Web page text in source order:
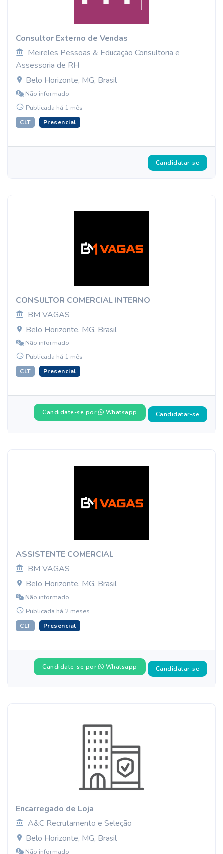
Consultor Externo de Vendas
Meireles Pessoas & Educação Consultoria e
Assessoria de RH
Belo Horizonte, MG, Brasil
Não informado
Publicada há 1 mês
CLT Presencial
Candidatar-se
CONSULTOR COMERCIAL INTERNO
BM VAGAS
Belo Horizonte, MG, Brasil
Não informado
Publicada há 1 mês
CLT Presencial
Candidate-se por Whatsapp Candidatar-se
ASSISTENTE COMERCIAL
BM VAGAS
Belo Horizonte, MG, Brasil
Não informado
Publicada há 2 meses
CLT Presencial
Candidate-se por Whatsapp Candidatar-se
Encarregado de Loja
A&C Recrutamento e Seleção
Belo Horizonte, MG, Brasil
Não informado